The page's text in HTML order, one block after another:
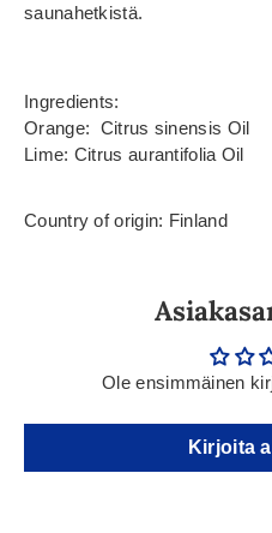
saunahetkistä.
Ingredients:
Orange: Citrus sinensis Oil
Lime: Citrus aurantifolia Oil
Country of origin: Finland
Ole ensimmäinen
Kirjoita